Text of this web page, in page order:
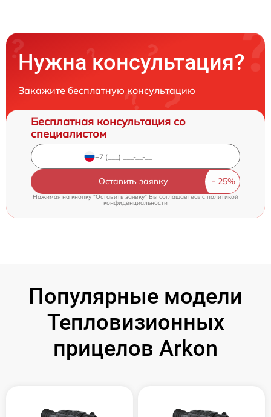
Нужна консультация?
Закажите бесплатную консультацию
Бесплатная консультация со
специалистом
Оставить заявку
Нажимая на кнопку "Оставить заявку" Вы соглашаетесь c политикой
конфиденциальности
Популярные модели
Тепловизионных
прицелов Arkon